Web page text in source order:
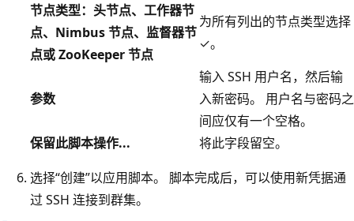
节点类型：头节点、工作器节
点、Nimbus 节点、监督器节
点或 ZooKeeper 节点
为所有列出的节点类型选择
✓。
参数
输入 SSH 用户名，然后输
入新密码。 用户名与密码之
间应仅有一个空格。
保留此脚本操作...
将此字段留空。
选择“创建”以应用脚本。 脚本完成后，可以使用新凭据通
过 SSH 连接到群集。